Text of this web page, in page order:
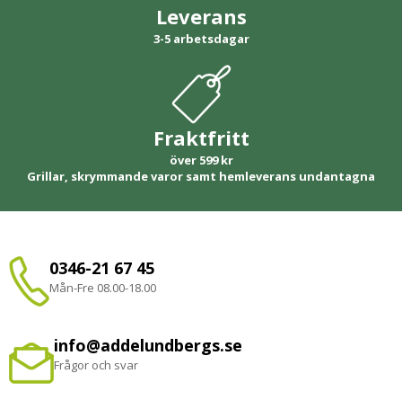
Leverans
3-5 arbetsdagar
Fraktfritt
över 599 kr
Grillar, skrymmande varor samt hemleverans undantagna
0346-21 67 45
Mån-Fre 08.00-18.00
info@addelundbergs.se
Frågor och svar